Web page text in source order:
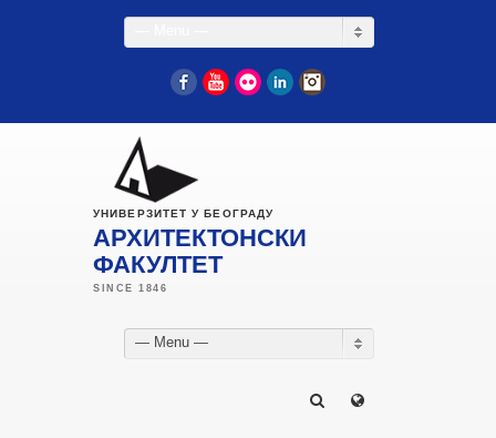
FacebookYouTube
Flickr LinkedIn
УНИВЕРЗИТЕТ У БЕОГРАДУ
АРХИТЕКТОНСКИ
ФАКУЛТЕТ
— Menu —